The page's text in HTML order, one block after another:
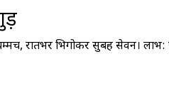
रातभर भिगोकर सुबह सेवन।